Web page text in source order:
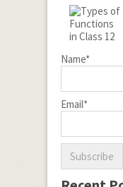
Name*
Email*